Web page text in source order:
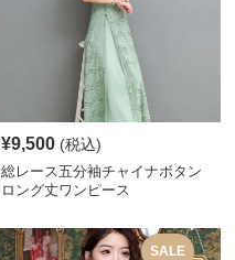
¥9,500 (税込)
総レース五分袖チャイナボタン
ロング丈ワンピース
SALE